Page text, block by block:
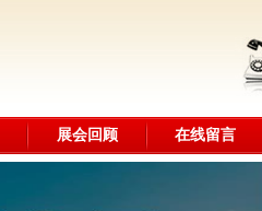
展会回顾 在线留言